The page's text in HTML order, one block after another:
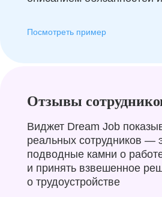
Посмотреть пример
Отзывы
Виджет Dream Job
реальных сотрудников —
подводные камни о
и принять взвешенное
о трудоустройстве